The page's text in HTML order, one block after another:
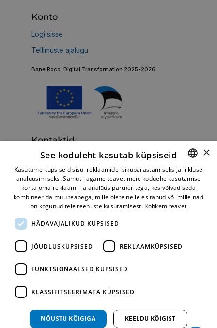
Konto
Logi sisse
Tellimuste ajalugu
Bane Roco Digital Transformation 2025-2026
Kontaktid
Bane Roco OÜ
Betooni 11e, Tallinn 13816
E-R 09:00-17:00, L-P Suletud
Helista:+372 5059263,+372 6007764,+372
6007763 , +372 5072304
Mugav makseviis
ESTONIAN
RUSSIAN
×
See koduleht kasutab küpsiseid
Kasutame küpsiseid sisu, reklaamide isikupärastamiseks ja liikluse
analüüsimiseks. Samuti jagame teavet meie koduehe kasutamise
kohta oma reklaami- ja analüüsipartneritega, kes võivad seda
kombineerida muu teabega, mille olete neile esitanud või mille nad
on kogunud teie teenuste kasutamisest. Rohkem teavet
HÄDAVAJALIKUD KÜPSISED
JÕUDLUSKÜPSISED REKLAAMKÜPSISED
FUNKTSIONAALSED KÜPSISED
KLASSIFITSEERIMATA KÜPSISED
NÕUSTU KÕIGIGA KEELDU KÕIGIST